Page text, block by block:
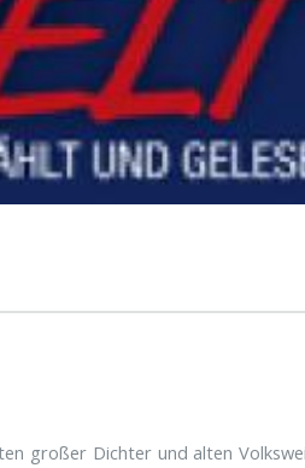
großer Dichter und alten